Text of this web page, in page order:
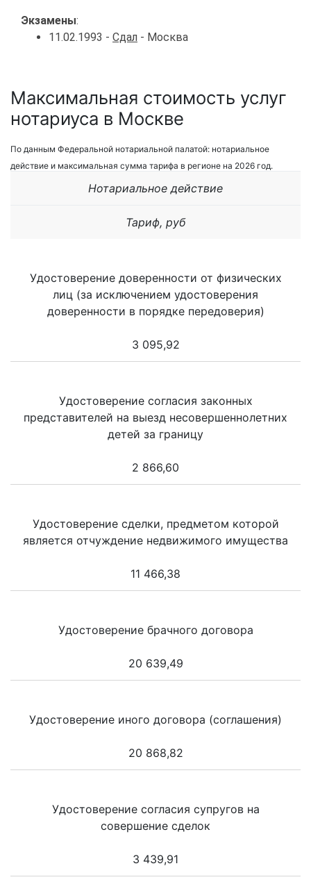
Экзамены:
11.02.1993 - Сдал - Москва
Максимальная стоимость услуг
нотариуса в Москве
По данным Федеральной нотариальной палатой: нотариальное
действие и максимальная сумма тарифа в регионе на 2026 год.
Нотариальное действие
Тариф, руб
Удостоверение доверенности от физических
лиц (за исключением удостоверения
доверенности в порядке передоверия)
3 095,92
Удостоверение согласия законных
представителей на выезд несовершеннолетних
детей за границу
2 866,60
Удостоверение сделки, предметом которой
является отчуждение недвижимого имущества
11 466,38
Удостоверение брачного договора
20 639,49
Удостоверение иного договора (соглашения)
20 868,82
Удостоверение согласия супругов на
совершение сделок
3 439,91